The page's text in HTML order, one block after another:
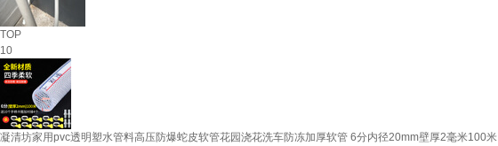
TOP
10
凝清坊家用pvc透明塑水管料高压防爆蛇皮软管花园浇花洗车防冻加厚软管 6分内径20mm壁厚2毫米100米